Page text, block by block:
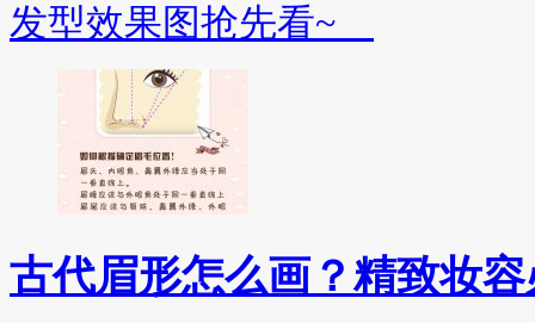
发型效果图抢先看~
古代眉形怎么画？精致妆